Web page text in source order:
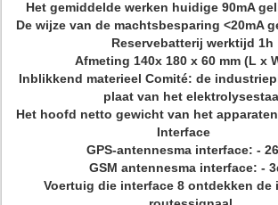
Het gemiddelde werken huidige 90mA
De wijze van de machtsbesparing <20mA
Reservebatterij werktijd
Afmeting 140x 180 x 60 mm (L x
Inblikkend materieel Comité: de
plaat van het
Het hoofd netto gewicht van het
Interface
GPS-antennesma interface: -
GSM antennesma interface: -
Voertuig die interface 8 ontdekken de